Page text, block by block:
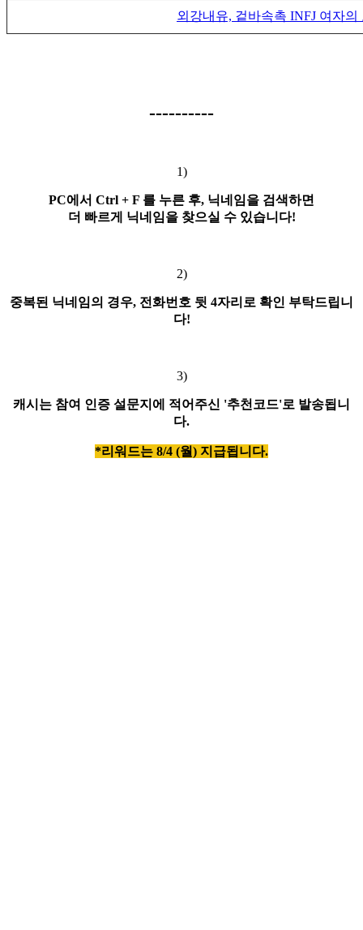
외강내유, 겉바속촉 INFJ 여자의
----------
1)
PC에서 Ctrl + F 를 누른 후, 닉네임을 검색하면
더 빠르게 닉네임을 찾으실 수 있습니다!
2)
중복된 닉네임의 경우, 전화번호 뒷 4자리로 확인 부탁드립니
다!
3)
캐시는 참여 인증 설문지에 적어주신 '추천코드'로 발송됩니
다.
*리워드는 8/4 (월) 지급됩니다.